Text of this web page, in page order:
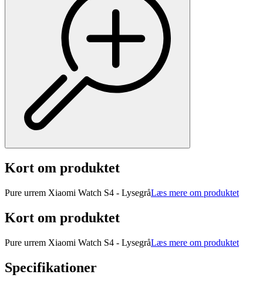
Kort om produktet
Pure urrem Xiaomi Watch S4 - LysegråLæs mere om produktet
Kort om produktet
Pure urrem Xiaomi Watch S4 - LysegråLæs mere om produktet
Specifikationer